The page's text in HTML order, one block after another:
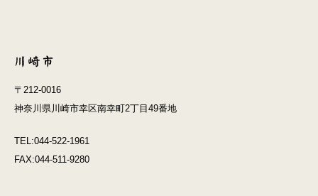
〒212-0016
神奈川県川崎市幸区南幸町2丁目49番地
TEL:044-522-1961
FAX:044-511-9280